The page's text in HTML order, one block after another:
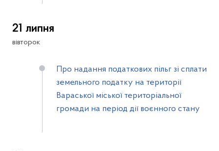
21 липня
вівторок
Про надання податкових пільг зі сплати
земельного податку на території
Вараської міської територіальної
громади на період дії воєнного стану